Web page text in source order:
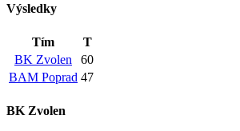
Výsledky
Tím
T
BK Zvolen
60
BAM Poprad 47
BK Zvolen